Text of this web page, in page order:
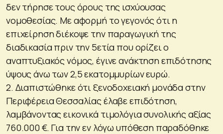
δεν τήρησε τους όρους της ισχύουσας
νομοθεσίας. Με αφορμή το γεγονός ότι η
επιχείρηση διέκοψε την παραγωγική της
διαδικασία πριν την 5ετία που ορίζει ο
αναπτυξιακός νόμος, έγινε ανάκτηση επιδότησης
ύψους άνω των 2,5 εκατομμυρίων ευρώ.
2. Διαπιστώθηκε ότι ξενοδοχειακή μονάδα στην
Περιφέρεια Θεσσαλίας έλαβε επιδότηση,
λαμβάνοντας εικονικά τιμολόγια συνολικής αξίας
760.000 €. Για την εν λόγω υπόθεση παραδόθηκε